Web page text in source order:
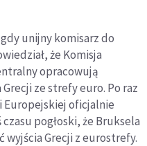
unijny komisarz do
że Komisja
opracowują
ze strefy euro. Po raz
oficjalnie
pogłoski, że Bruksela
Grecji z eurostrefy.